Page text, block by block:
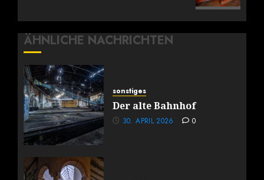
ÄHNLICHE NACHRICHTEN
sonstiges
Der alte Bahnhof
30. APRIL 2026 0